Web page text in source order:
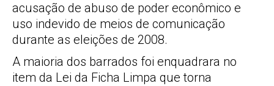
acusação de abuso de poder econômico e
uso indevido de meios de comunicação
durante as eleições de 2008.
A maioria dos barrados foi enquadrara no
item da Lei da Ficha Limpa que torna